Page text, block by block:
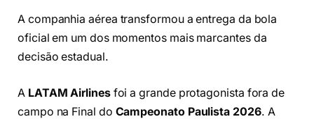
A companhia aérea transformou a entrega da bola
oficial em um dos momentos mais marcantes da
decisão estadual.
A LATAM Airlinesfoi a grande protagonista fora de
campo na Final do Campeonato Paulista 2026. A